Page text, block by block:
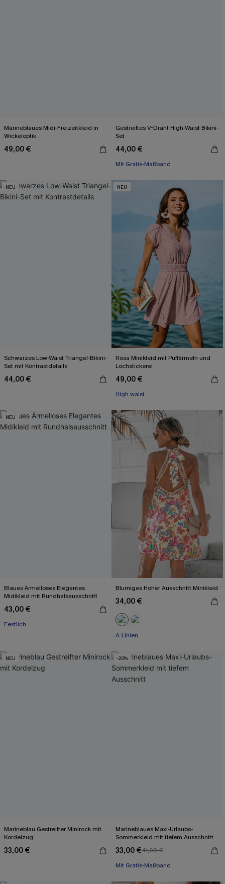
Marineblaues Midi-Freizeitkleid in
Wickeloptik
49,00 €
Gestreiftes V-Draht High-Waist Bikini-
Set
44,00 €
Mit Gratis-Maßband
NEU
Schwarzes Low-Waist Triangel-Bikini-
Set mit Kontrastdetails
44,00 €
NEU
Rosa Minikleid mit Puffärmeln und
Lochstickerei
49,00 €
High waist
NEU
Blaues Ärmelloses Elegantes
Midikleid mit Rundhalsausschnitt
43,00 €
Festlich
Blumiges Hoher Ausschnitt Minikleid
34,00 €
A-Linien
NEU
Marineblau Gestreifter Minirock mit
Kordelzug
33,00 €
-20%
Marineblaues Maxi-Urlaubs-
Sommerkleid mit tiefem Ausschnitt
33,00 €41,00 €
Mit Gratis-Maßband
Festlich